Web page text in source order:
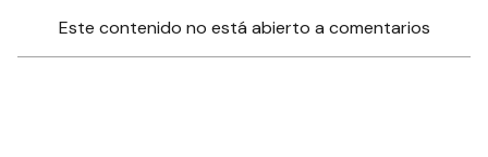
Este contenido no está abierto a comentarios